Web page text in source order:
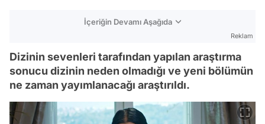
İçeriğin Devamı Aşağıda
Reklam
Dizinin sevenleri tarafından yapılan araştırma
sonucu dizinin neden olmadığı ve yeni bölümün
ne zaman yayımlanacağı araştırıldı.